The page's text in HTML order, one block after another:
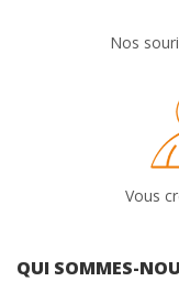
Nos
Vous
QUI SOMMES-